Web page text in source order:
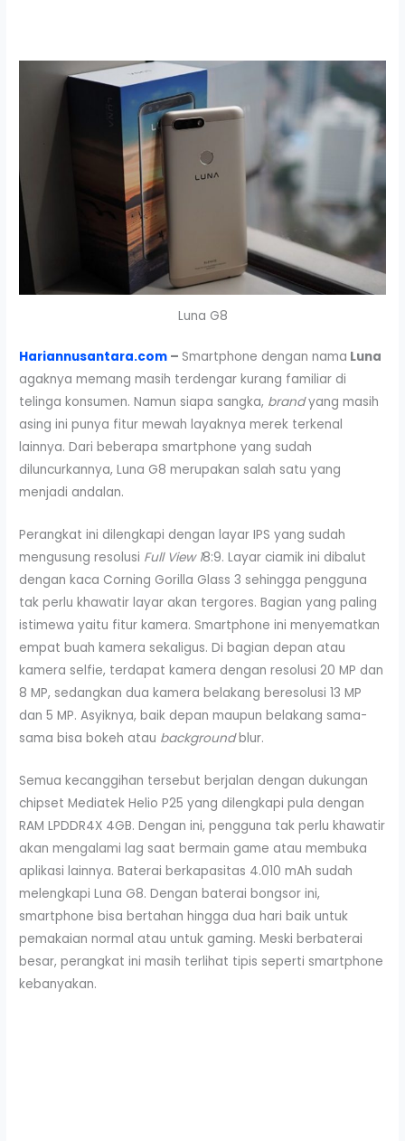
Luna G8
Hariannusantara.com – Smartphone dengan nama Luna
agaknya memang masih terdengar kurang familiar di
telinga konsumen. Namun siapa sangka, brandyang masih
asing ini punya fitur mewah layaknya merek terkenal
lainnya. Dari beberapa smartphone yang sudah
diluncurkannya, Luna G8 merupakan salah satu yang
menjadi andalan.
Perangkat ini dilengkapi dengan layar IPS yang sudah
mengusung resolusi Full View 18:9. Layar ciamik ini dibalut
dengan kaca Corning Gorilla Glass 3 sehingga pengguna
tak perlu khawatir layar akan tergores. Bagian yang paling
istimewa yaitu fitur kamera. Smartphone ini menyematkan
empat buah kamera sekaligus. Di bagian depan atau
kamera selfie, terdapat kamera dengan resolusi 20 MP dan
8 MP, sedangkan dua kamera belakang beresolusi 13 MP
dan 5 MP. Asyiknya, baik depan maupun belakang sama-
sama bisa bokeh atau backgroundblur.
Semua kecanggihan tersebut berjalan dengan dukungan
chipset Mediatek Helio P25 yang dilengkapi pula dengan
RAM LPDDR4X 4GB. Dengan ini, pengguna tak perlu khawatir
akan mengalami lag saat bermain game atau membuka
aplikasi lainnya. Baterai berkapasitas 4.010 mAh sudah
melengkapi Luna G8. Dengan baterai bongsor ini,
smartphone bisa bertahan hingga dua hari baik untuk
pemakaian normal atau untuk gaming. Meski berbaterai
besar, perangkat ini masih terlihat tipis seperti smartphone
kebanyakan.